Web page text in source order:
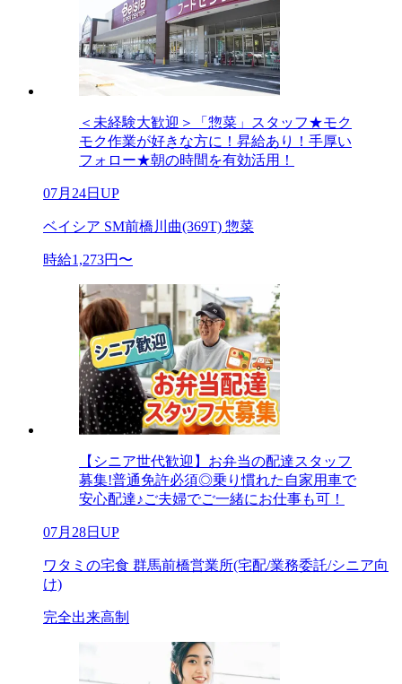
＜未経験大歓迎＞「惣菜」スタッフ★モク
モク作業が好きな方に！昇給あり！手厚い
フォロー★朝の時間を有効活用！
07月24日UP
ベイシア SM前橋川曲(369T) 惣菜
時給1,273円〜
【シニア世代歓迎】お弁当の配達スタッフ
募集!普通免許必須◎乗り慣れた自家用車で
安心配達♪ご夫婦でご一緒にお仕事も可！
07月28日UP
ワタミの宅食 群馬前橋営業所(宅配/業務委託/シニア向
け)
完全出来高制